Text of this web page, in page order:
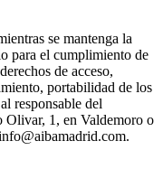
se mantenga la
para el cumplimiento de
de acceso,
portabilidad de los
responsable del
Olivar, 1, en Valdemoro o